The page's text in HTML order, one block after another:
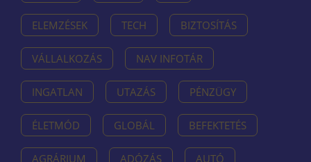
ELEMZÉSEK TECH BIZTOSÍTÁS
VÁLLALKOZÁS NAV INFOTÁR
INGATLAN UTAZÁS PÉNZÜGY
ÉLETMÓD GLOBÁL BEFEKTETÉS
AGRÁRIUM ADÓZÁS AUTÓ